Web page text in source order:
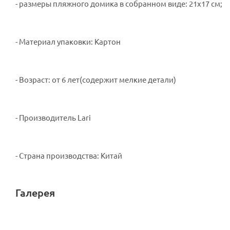
- размеры пляжного домика в собранном виде: 21х17 см;
- Материал упаковки: Картон
- Возраст: от 6 лет(содержит мелкие детали)
- Производитель Lari
- Страна производства: Китай
Галерея